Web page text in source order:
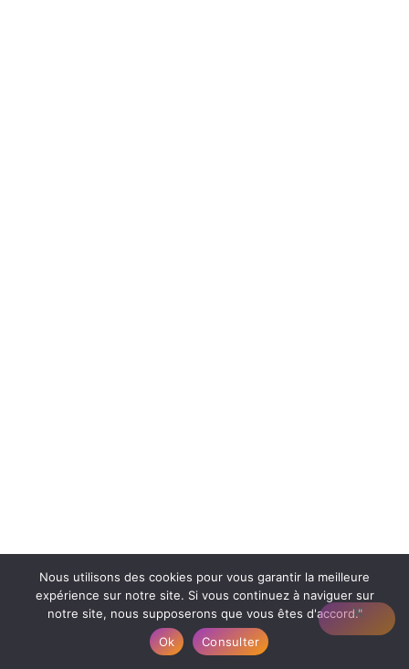
Nous utilisons des cookies pour vous garantir la meilleure
expérience sur notre site. Si vous continuez à naviguer sur
notre site, nous supposerons que vous êtes d'accord."
Ok
Consulter